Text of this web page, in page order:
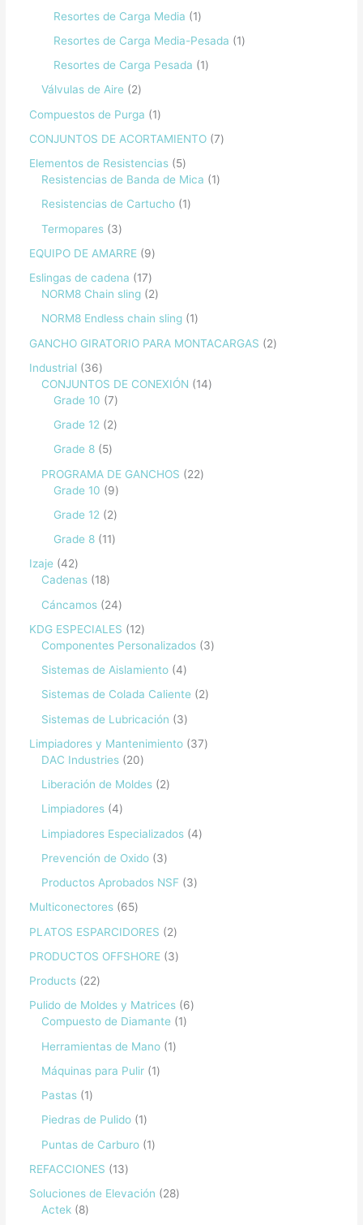
Resortes de Carga Media
1
Resortes de Carga Media-Pesada
1
Resortes de Carga Pesada
1
Válvulas de Aire
2
Compuestos de Purga
1
CONJUNTOS DE ACORTAMIENTO 7
Elementos de Resistencias
5
Resistencias de Banda de Mica
1
Resistencias de Cartucho
1
Termopares
3
EQUIPO DE AMARRE
9
Eslingas de cadena
17
NORM8 Chain sling
2
NORM8 Endless chain sling
1
GANCHO GIRATORIO PARA MONTACARGAS
2
Industrial
36
CONJUNTOS DE CONEXIÓN
14
Grade 10
7
Grade 12
2
Grade 8
5
PROGRAMA DE GANCHOS
22
Grade 10
9
Grade 12
2
Grade 8
11
Izaje
42
Cadenas
18
Cáncamos
24
KDG ESPECIALES
12
Componentes Personalizados
3
Sistemas de Aislamiento 4
Sistemas de Colada Caliente
2
Sistemas de Lubricación
3
Limpiadores y Mantenimiento
37
DAC Industries
20
Liberación de Moldes
2
Limpiadores 4
Limpiadores Especializados 4
Prevención de Oxido
3
Productos Aprobados NSF
3
Multiconectores
65
PLATOS ESPARCIDORES
2
PRODUCTOS OFFSHORE
3
Products
22
Pulido de Moldes y Matrices
6
Compuesto de Diamante
1
Herramientas de Mano
1
Máquinas para Pulir
1
Pastas
1
Piedras de Pulido
1
Puntas de Carburo
1
REFACCIONES
13
Soluciones de Elevación
28
Actek
8